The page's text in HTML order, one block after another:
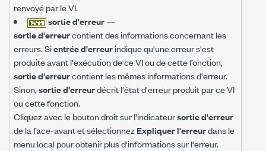
renvoyé par le VI.
sortie d'erreur—
sortie d'erreurcontient des informations concernant les
erreurs. Sientrée d'erreurindique qu'une erreur s'est
produite avant l'exécution de ce VI ou de cette fonction,
sortie d'erreurcontient les mêmes informations d'erreur.
Sinon,sortie d'erreurdécrit l'état d'erreur produit par ce VI
ou cette fonction.
Cliquez avec le bouton droit sur l'indicateursortie d'erreur
de la face-avant et sélectionnezExpliquer l'erreurdans le
menu local pour obtenir plus d'informations sur l'erreur.